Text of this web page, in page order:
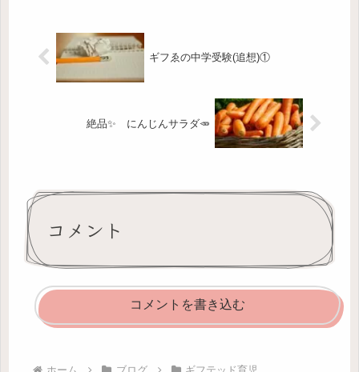
ギフゑの中学受験(追想)①
絶品✨ にんじんサラダ🥕
コメント
コメントを書き込む